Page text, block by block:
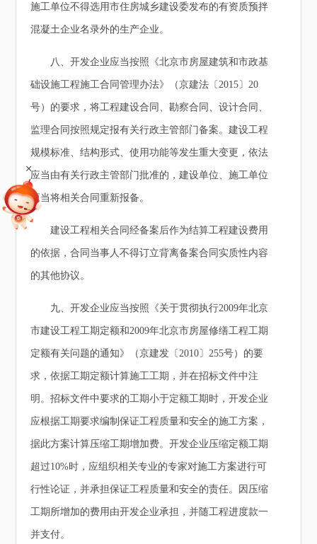
施工单位不得选用市住房城乡建设委发布的有资质预拌
混凝土企业名录外的生产企业。
八、开发企业应当按照《北京市房屋建筑和市政基
础设施工程施工合同管理办法》（京建法〔2015〕20
号）的要求，将工程建设合同、勘察合同、设计合同、
监理合同按照规定报有关行政主管部门备案。建设工程
规模标准、结构形式、使用功能等发生重大变更，依法
应当由有关行政主管部门批准的，建设单位、施工单位
应当将相关合同重新报备。
建设工程相关合同经备案后作为结算工程建设费用
的依据，合同当事人不得订立背离备案合同实质性内容
的其他协议。
九、开发企业应当按照《关于贯彻执行2009年北京
市建设工程工期定额和2009年北京市房屋修缮工程工期
定额有关问题的通知》（京建发〔2010〕255号）的要
求，依据工期定额计算施工工期，并在招标文件中注
明。招标文件中要求的工期小于定额工期时，开发企业
应根据工期要求编制保证工程质量和安全的施工方案，
据此方案计算压缩工期增加费。开发企业压缩定额工期
超过10%时，应组织相关专业的专家对施工方案进行可
行性论证，并承担保证工程质量和安全的责任。因压缩
工期所增加的费用由开发企业承担，并随工程进度款一
并支付。
+